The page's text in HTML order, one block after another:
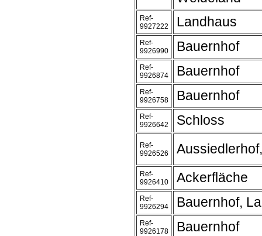
Ref-
9927222
Landhaus
Ref-
9926990
Bauernhof
Ref-
9926874
Bauernhof
Ref-
9926758
Bauernhof
Ref-
9926642
Schloss
Ref-
9926526
Ref-
9926410
Ackerfläche
Ref-
9926294
Bauernhof,
Ref-
9926178
Bauernhof